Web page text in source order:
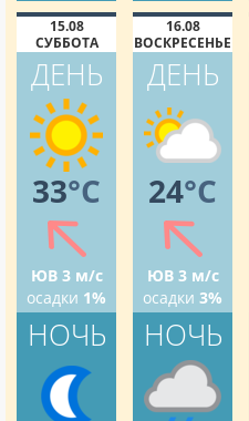
15.08
СУББОТА
ДЕНЬ
33°C
ЮВ 3 м/с
осадки 1%
НОЧЬ
16.08
ВОСКРЕСЕНЬЕ
ДЕНЬ
24°C
ЮВ 3 м/с
осадки 3%
НОЧЬ